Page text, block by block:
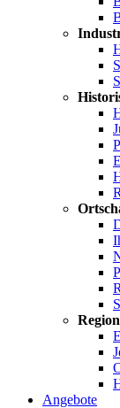
Region
Angebote